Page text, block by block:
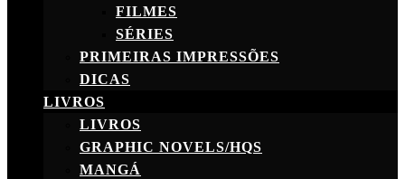
FILMES
SÉRIES
PRIMEIRAS IMPRESSÕES
DICAS
LIVROS
LIVROS
GRAPHIC NOVELS/HQS
MANGÁ